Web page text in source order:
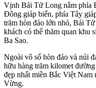
Vịnh Bái Tử Long nằm phía
Đông giáp biển, phía Tây
trăm hòn đảo lớn nhỏ, Bái
khách có thể thăm quan khu
Ba Sao.
Ngoài vô số hòn đảo và núi
hữu hàng trăm kilomet
đẹp nhất miền Bắc Việt
Vừng.